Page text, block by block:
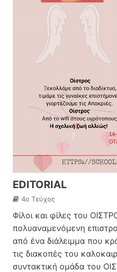
EDITORIAL
4o Τεύχος
Φίλοι και φίλες του
πολυαναμενόμενη
από ένα διάλειμμα που
τις διακοπές του
συντακτική ομάδα του